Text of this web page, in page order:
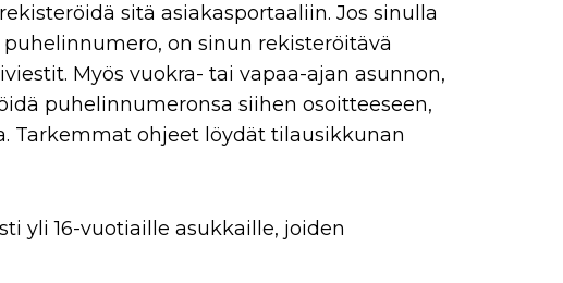
sitä asiakasportaaliin. Jos sinulla
on sinun rekisteröitävä
Myös vuokra- tai vapaa-ajan asunnon,
puhelinnumeronsa siihen osoitteeseen,
Tarkemmat ohjeet löydät tilausikkunan
yli 16-vuotiaille asukkaille, joiden